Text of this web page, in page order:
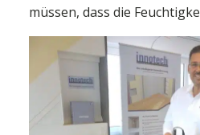
müssen, dass die